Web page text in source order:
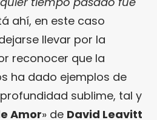
ahí, en este caso
llevar por la
reconocer que la
ha dado ejemplos de
sublime, tal y
Amor» de David Leavitt